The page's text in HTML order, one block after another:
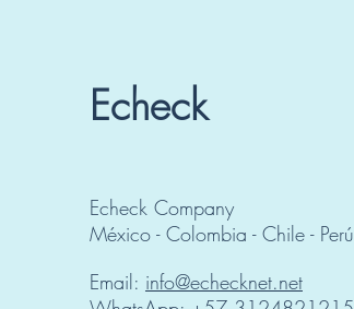
Echeck
Echeck Company
México - Colombia - Chile - Perú
Email: info@echecknet.net